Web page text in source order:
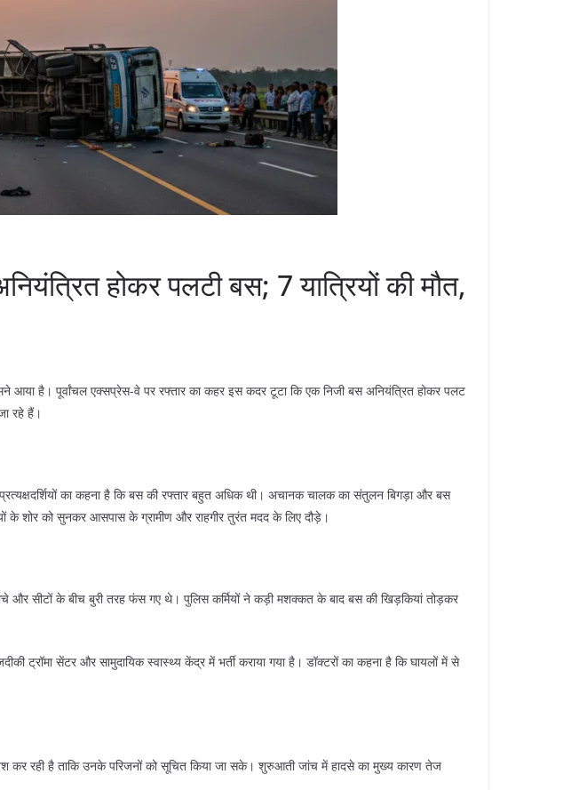
होकर पलटी बस; 7 यात्रियों की मौत,
आया है। पूर्वांचल एक्सप्रेस-वे पर रफ्तार का कहर इस कदर टूटा कि एक निजी बस अनियंत्रित होकर पलट
रहे हैं।
का कहना है कि बस की रफ्तार बहुत अधिक थी। अचानक चालक का संतुलन बिगड़ा और बस
शोर को सुनकर आसपास के ग्रामीण और राहगीर तुरंत मदद के लिए दौड़े।
सीटों के बीच बुरी तरह फंस गए थे। पुलिस कर्मियों ने कड़ी मशक्कत के बाद बस की खिड़कियां तोड़कर
ट्रॉमा सेंटर और सामुदायिक स्वास्थ्य केंद्र में भर्ती कराया गया है। डॉक्टरों का कहना है कि घायलों में से
कर रही है ताकि उनके परिजनों को सूचित किया जा सके। शुरुआती जांच में हादसे का मुख्य कारण तेज